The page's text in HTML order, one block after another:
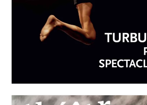
AVRIL-JUIN 2026
N°259
Turbulences : poésie et
spectacle vivant